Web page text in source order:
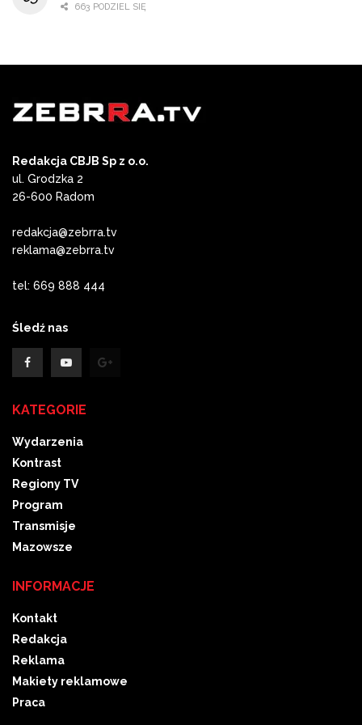
663 PODZIEL SIĘ
Redakcja CBJB Sp z o.o.
ul. Grodzka 2
26-600 Radom
redakcja@zebrra.tv
reklama@zebrra.tv
tel: 669 888 444
Śledź nas
KATEGORIE
Wydarzenia
Kontrast
Regiony TV
Program
Transmisje
Mazowsze
INFORMACJE
Kontakt
Redakcja
Reklama
Makiety reklamowe
Praca